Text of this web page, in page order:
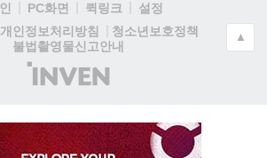
PC화면 퀵링크
설정
개인정보처리방침
청소년보호정책
불법촬영물신고안내
(주)
인
▲